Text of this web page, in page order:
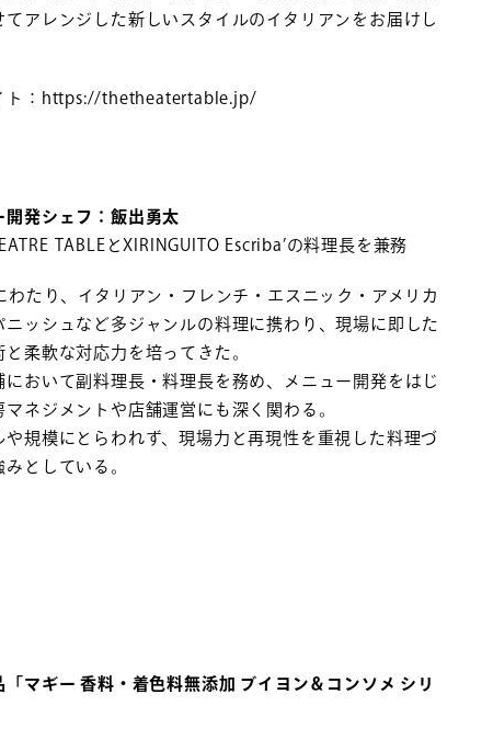
てアレンジした新しいスタイルのイタリアンをお届けし
ト：https://thetheatertable.jp/
開発シェフ：飯出勇太
TABLEとXIRINGUITO Escriba’の料理長を兼務
わたり、イタリアン・フレンチ・エスニック・アメリカ
ニッシュなど多ジャンルの料理に携わり、現場に即した
と柔軟な対応力を培ってきた。
において副料理長・料理長を務め、メニュー開発をはじ
マネジメントや店舗運営にも深く関わる。
や規模にとらわれず、現場力と再現性を重視した料理づ
みとしている。
「マギー 香料・着色料無添加 ブイヨン＆コンソメ シリ